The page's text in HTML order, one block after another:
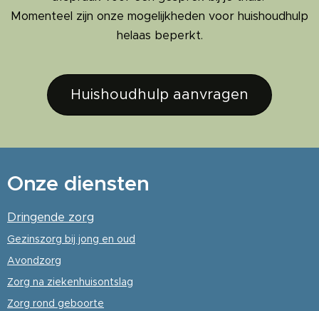
Momenteel zijn onze mogelijkheden voor huishoudhulp
helaas beperkt.
Huishoudhulp aanvragen
Onze diensten
Dringende zorg
Gezinszorg bij jong en oud
Avondzorg
Zorg na ziekenhuisontslag
Zorg rond geboorte